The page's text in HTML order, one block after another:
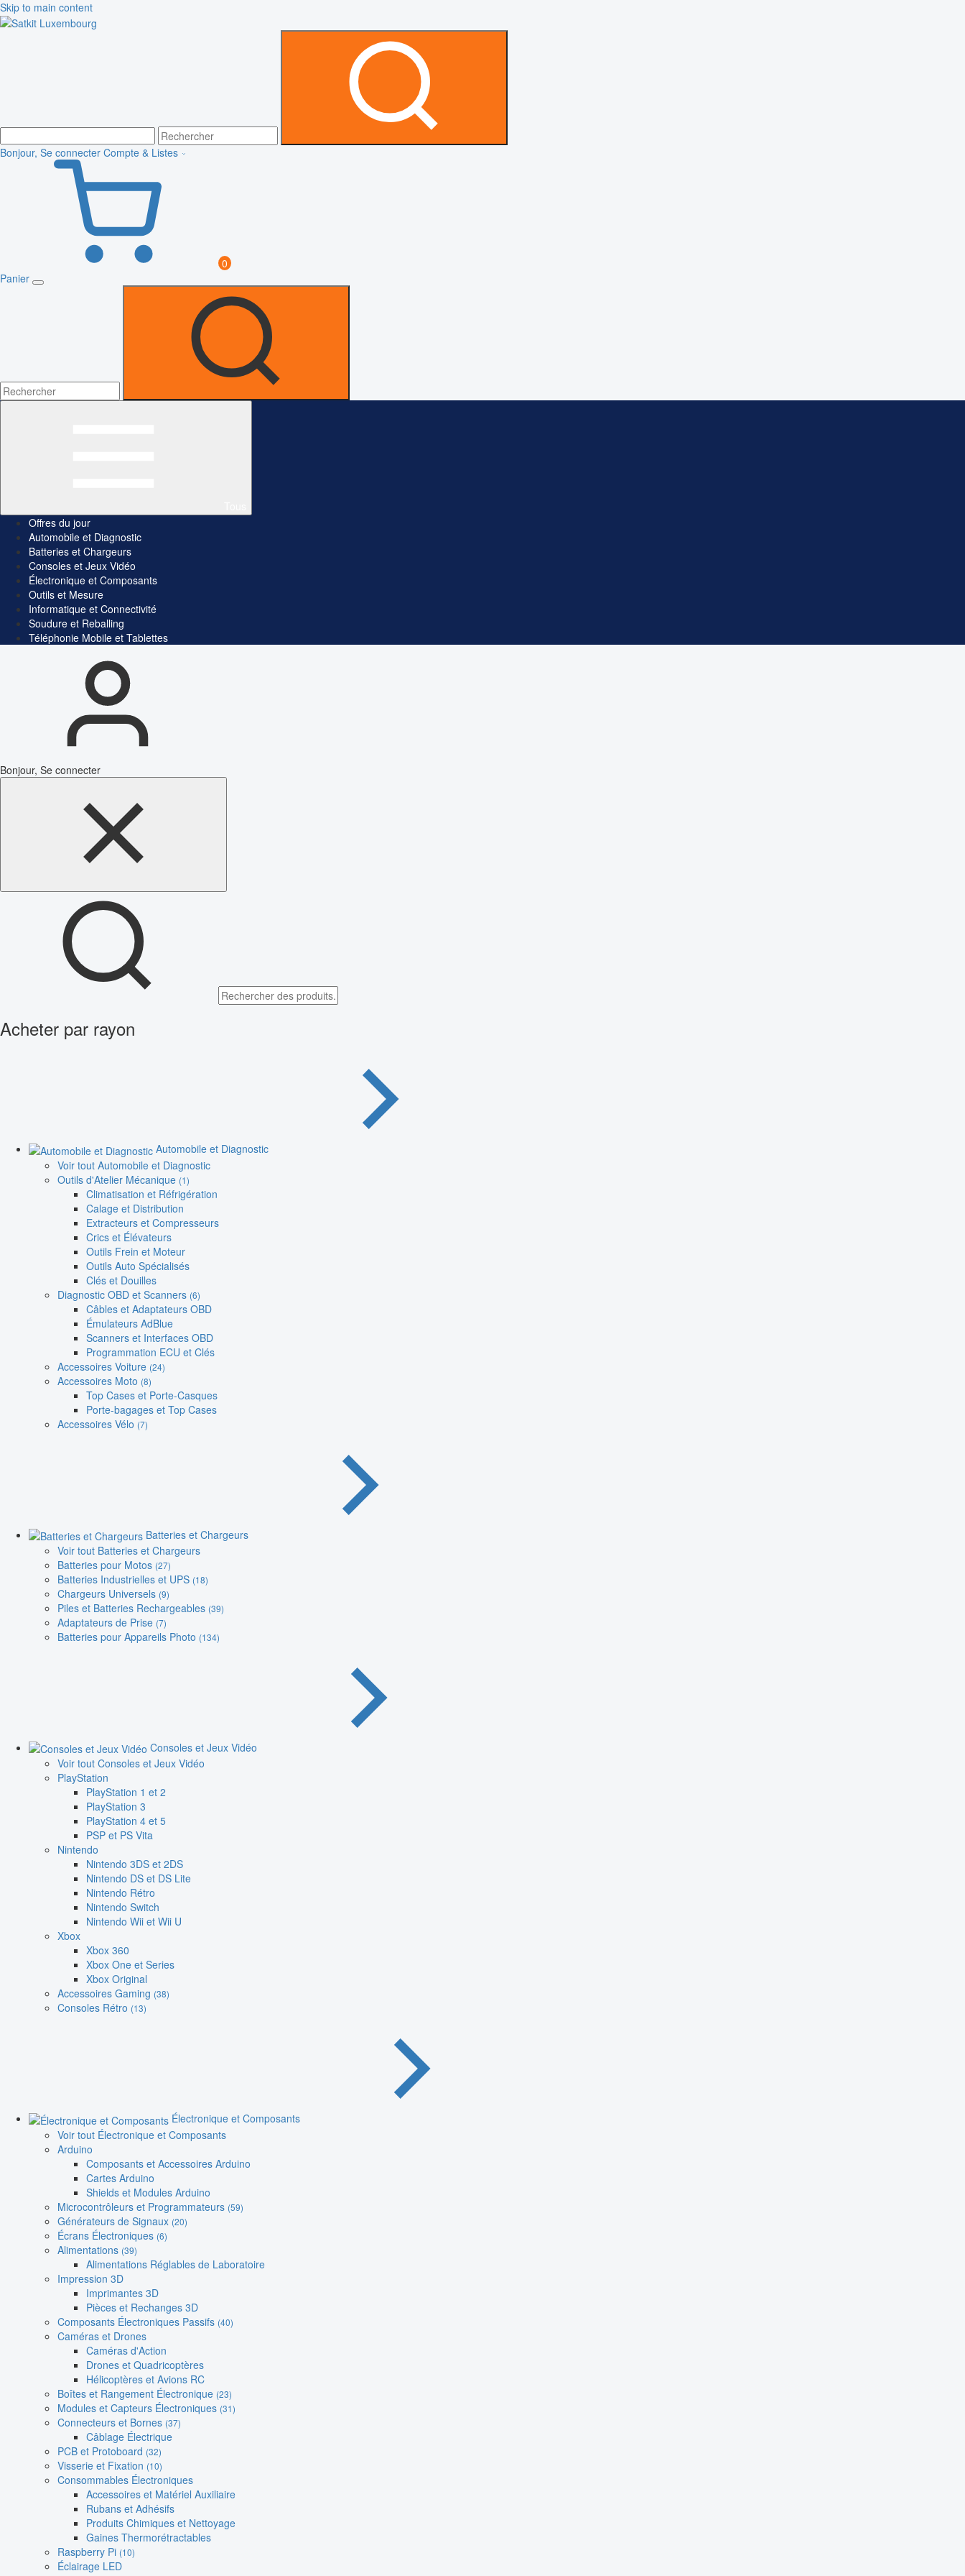
Skip to main content
Bonjour, Se connecter Compte & Listes
0
Panier
Offres du jour
Automobile et Diagnostic
Batteries et Chargeurs
Consoles et Jeux Vidéo
Électronique et Composants
Outils et Mesure
Informatique et Connectivité
Soudure et Reballing
Téléphonie Mobile et Tablettes
Bonjour, Se connecter
Acheter par rayon
Automobile et Diagnostic
Voir tout Automobile et Diagnostic
Outils d'Atelier Mécanique (1)
Climatisation et Réfrigération
Calage et Distribution
Extracteurs et Compresseurs
Crics et Élévateurs
Outils Frein et Moteur
Outils Auto Spécialisés
Clés et Douilles
Diagnostic OBD et Scanners (6)
Câbles et Adaptateurs OBD
Émulateurs AdBlue
Scanners et Interfaces OBD
Programmation ECU et Clés
Accessoires Voiture (24)
Accessoires Moto (8)
Top Cases et Porte-Casques
Porte-bagages et Top Cases
Accessoires Vélo (7)
Batteries et Chargeurs
Voir tout Batteries et Chargeurs
Batteries pour Motos (27)
Batteries Industrielles et UPS (18)
Chargeurs Universels (9)
Piles et Batteries Rechargeables (39)
Adaptateurs de Prise (7)
Batteries pour Appareils Photo (134)
Consoles et Jeux Vidéo
Voir tout Consoles et Jeux Vidéo
PlayStation
PlayStation 1 et 2
PlayStation 3
PlayStation 4 et 5
PSP et PS Vita
Nintendo
Nintendo 3DS et 2DS
Nintendo DS et DS Lite
Nintendo Rétro
Nintendo Switch
Nintendo Wii et Wii U
Xbox
Xbox 360
Xbox One et Series
Xbox Original
Accessoires Gaming (38)
Consoles Rétro (13)
Électronique et Composants
Voir tout Électronique et Composants
Arduino
Composants et Accessoires Arduino
Cartes Arduino
Shields et Modules Arduino
Microcontrôleurs et Programmateurs (59)
Générateurs de Signaux (20)
Écrans Électroniques (6)
Alimentations (39)
Alimentations Réglables de Laboratoire
Impression 3D
Imprimantes 3D
Pièces et Rechanges 3D
Composants Électroniques Passifs (40)
Caméras et Drones
Caméras d'Action
Drones et Quadricoptères
Hélicoptères et Avions RC
Boîtes et Rangement Électronique (23)
Modules et Capteurs Électroniques (31)
Connecteurs et Bornes (37)
Câblage Électrique
PCB et Protoboard (32)
Visserie et Fixation (10)
Consommables Électroniques
Accessoires et Matériel Auxiliaire
Rubans et Adhésifs
Produits Chimiques et Nettoyage
Gaines Thermorétractables
Raspberry Pi (10)
Éclairage LED